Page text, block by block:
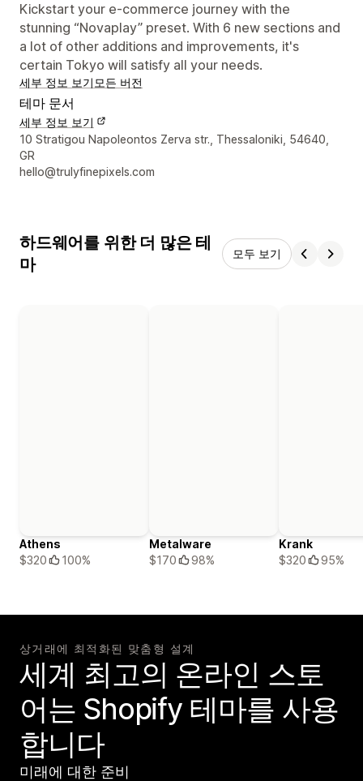
Kickstart your e-commerce journey with the
stunning “Novaplay” preset. With 6 new sections and
a lot of other additions and improvements, it's
certain Tokyo will satisfy all your needs.
세부 정보 보기모든 버전
테마 문서
세부 정보 보기
디자이너 연락처 세부 정보
10 Stratigou Napoleontos Zerva str., Thessaloniki, 54640,
GR
hello@trulyfinepixels.com
하드웨어를 위한 더 많은 테
마
모두 보기
Athens
$320
100%
Metalware
$170
98%
Krank
$320
95%
상거래에 최적화된 맞춤형 설계
세계 최고의 온라인 스토
어는 Shopify 테마를 사용
합니다
미래에 대한 준비